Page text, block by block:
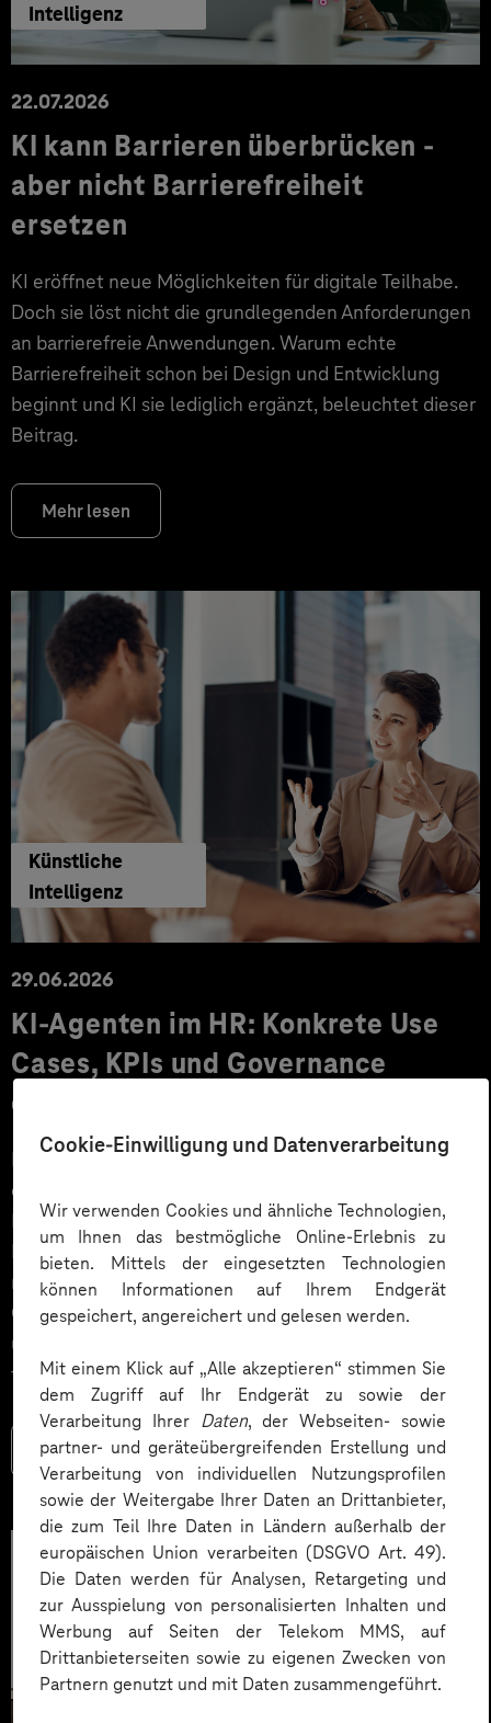
Cookie-Einwilligung und Datenverarbeitung
Wir verwenden Cookies und ähnliche Technologien,
um Ihnen das bestmögliche Online-Erlebnis zu
bieten. Mittels der eingesetzten Technologien
können Informationen auf Ihrem Endgerät
gespeichert, angereichert und gelesen werden.
Mit einem Klick auf „Alle akzeptieren“ stimmen Sie
dem Zugriff auf Ihr Endgerät zu sowie der
Verarbeitung Ihrer Daten, der Webseiten- sowie
partner- und geräteübergreifenden Erstellung und
Verarbeitung von individuellen Nutzungsprofilen
sowie der Weitergabe Ihrer Daten an Drittanbieter,
die zum Teil Ihre Daten in Ländern außerhalb der
europäischen Union verarbeiten (DSGVO Art. 49).
Die Daten werden für Analysen, Retargeting und
zur Ausspielung von personalisierten Inhalten und
Werbung auf Seiten der Telekom MMS, auf
Drittanbieterseiten sowie zu eigenen Zwecken von
Partnern genutzt und mit Daten zusammengeführt.
Intelligenz
22.07.2026
KI kann Barrieren überbrücken -
aber nicht Barrierefreiheit
ersetzen
KI eröffnet neue Möglichkeiten für digitale Teilhabe.
Doch sie löst nicht die grundlegenden Anforderungen
an barrierefreie Anwendungen. Warum echte
Barrierefreiheit schon bei Design und Entwicklung
beginnt und KI sie lediglich ergänzt, beleuchtet dieser
Beitrag.
Mehr lesen
Künstliche
Intelligenz
29.06.2026
KI‑Agenten im HR: Konkrete Use
Cases, KPIs und Governance
entlang der Employee Journey
KI‑Agenten im HR sind mehr als Chatbots: Sie
orchestrieren Prozesse entlang der gesamten
Employee Journey und schaffen messbaren Business
Impact. Der Beitrag zeigt konkrete Use Cases,
relevante KPIs für den Mittelstand sowie
Governance‑Leitplanken zu EU AI Act und DSGVO –
und liefert ein praxisnahes Priorisierungsframework
für HR‑Entscheider*innen.
Mehr lesen